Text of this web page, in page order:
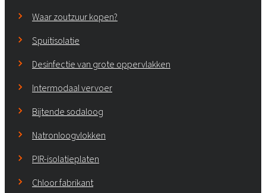
Waar zoutzuur kopen?
Spuitisolatie
Desinfectie van grote oppervlakken
Intermodaal vervoer
Bijtende sodaloog
Natronloogvlokken
PIR-isolatieplaten
Chloor fabrikant